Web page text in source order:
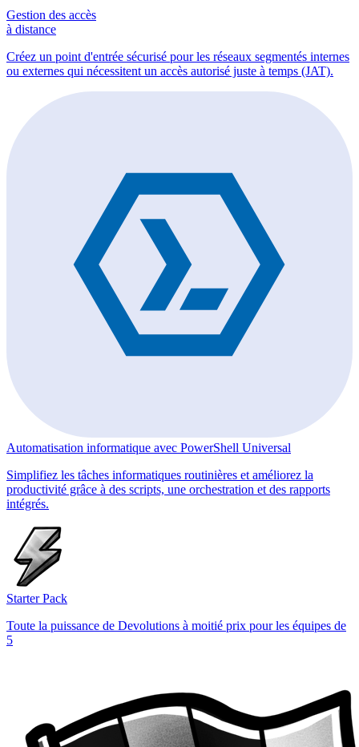
Gestion des accès
à distance
Créez un point d'entrée sécurisé pour les réseaux segmentés internes
ou externes qui nécessitent un accès autorisé juste à temps (JAT).
Automatisation informatique avec PowerShell Universal
Simplifiez les tâches informatiques routinières et améliorez la
productivité grâce à des scripts, une orchestration et des rapports
intégrés.
Starter Pack
Toute la puissance de Devolutions à moitié prix pour les équipes de
5